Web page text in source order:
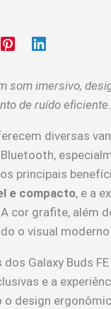
som imersivo,
de ruído eficiente.
diversas
principais
e compacto, e a
cor grafite, além
o visual
Galaxy Buds
e a
design